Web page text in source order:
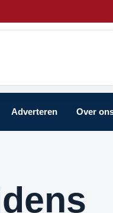
Adverteren Over